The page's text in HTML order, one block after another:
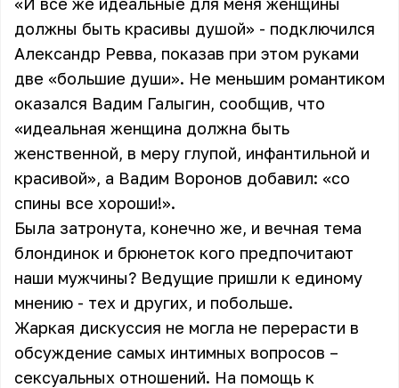
должны быть красивы душой» - подключился
Александр Ревва, показав при этом руками
две «большие души». Не меньшим романтиком
оказался Вадим Галыгин, сообщив, что
«идеальная женщина должна быть
женственной, в меру глупой, инфантильной и
красивой», а Вадим Воронов добавил: «со
спины все хороши!».
Была затронута, конечно же, и вечная тема
блондинок и брюнеток кого предпочитают
наши мужчины? Ведущие пришли к единому
мнению - тех и других, и побольше.
Жаркая дискуссия не могла не перерасти в
обсуждение самых интимных вопросов –
сексуальных отношений. На помощь к